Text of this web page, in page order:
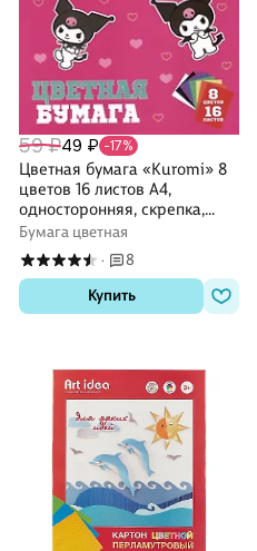
59 ₽49 ₽ -17%
Цветная бумага «Kuromi» 8
цветов 16 листов А4,
односторонняя, скрепка,
Centrum
Бумага цветная
·
8
Купить